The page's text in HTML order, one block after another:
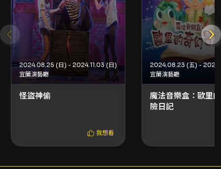
OPENTIX平台與主辦單位公告辦理。
注意事項
購票與取票 - 網路購票可使用信用卡、Apple
Pay、Google Pay、ATM轉帳，購買前請先加
入OPENTIX會員。若節目折扣方案規定需使用
文化幣折抵，該折扣僅限網路購買。 - 分銷點可
以現金或信用卡購買；超商（7-ELEVEN ibon、
動選位與現金付款，每筆訂單最多可購買8張票
券。若節目含輪椅席、輪椅陪同席、特定套票或
2024.08.25 (日) - 2024.11.03 (日)
宜蘭演藝廳
怪盜神偷
我想看
2024.08.23 (五) -
宜蘭演藝廳
魔法音樂盒：歐里
險日記